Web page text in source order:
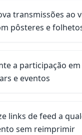
transmissões ao
pôsteres e
a participação em
e eventos
links de feed a
sem reimprimir